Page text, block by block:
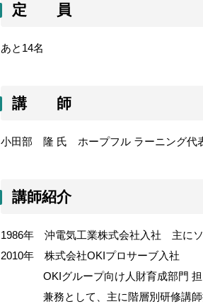
定 員
あと14名
講 師
小田部 隆 氏 ホープフル ラーニング代
講師紹介
1986年 沖電気工業株式会社入社 主にソ
2010年 株式会社OKIプロサーブ入社
OKIグループ向け人財育成部門
兼務として、主に階層別研修講師